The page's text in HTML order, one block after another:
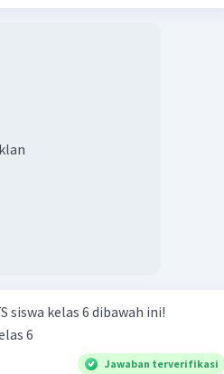
siswa kelas 6 dibawah ini!
6
Jawaban terverifikasi